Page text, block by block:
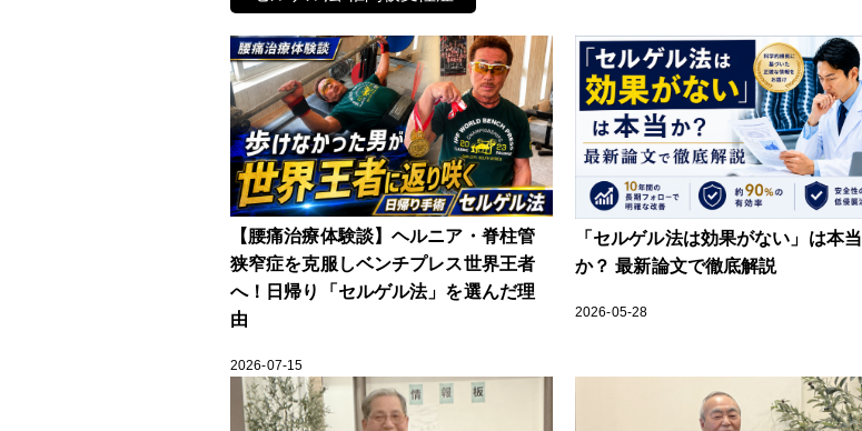
【腰痛治療体験談】ヘルニア・脊柱管
狭窄症を克服しベンチプレス世界王者
へ！日帰り「セルゲル法」を選んだ理
由
2026-07-15
「セルゲル法は効果がない」は本当
か？ 最新論文で徹底解説
2026-05-28